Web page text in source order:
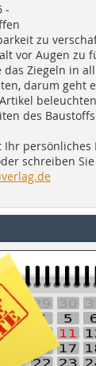
-
zu
vor Augen zu
Ziegeln in
darum geht
des
Ihr
schreiben